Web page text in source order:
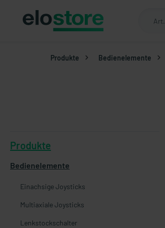
Produkte Bedienelemente
Produkte
Bedienelemente
Einachsige Joysticks
Multiaxiale Joysticks
Lenkstockschalter